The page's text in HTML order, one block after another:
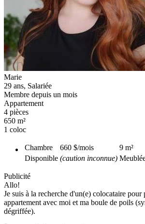
Marie
29 ans, Salariée
Membre depuis un mois
Appartement
4 pièces
650 m²
1 coloc
Chambre 660 $/mois 9 m²
Disponible (caution inconnue)
Publicité
Allo!
Je suis à la recherche d'un(e) colocataire pour
appartement avec moi et ma boule de poils
dégriffée).